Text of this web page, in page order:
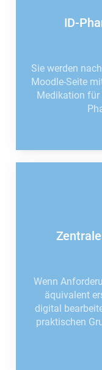
ID-
Sie werden
Moodle-Seite
Medikation für
Wenn
äquivalent
digital
praktischen